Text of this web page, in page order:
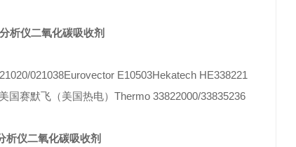
析仪二氧化碳吸收剂
021038Eurovector E10503Hekatech HE338221
国赛默飞（美国热电）Thermo 33822000/33835236
析仪二氧化碳吸收剂